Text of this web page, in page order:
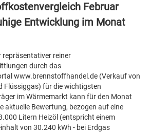
Februar
Entwicklung im Monat
reiner
durch das
www.brennstoffhandel.de (Verkauf von
Flüssiggas) für die wichtigsten
im Wärmemarkt kann für den Monat
aktuelle Bewertung, bezogen auf eine
Litern Heizöl (entspricht einem
von 30.240 kWh - bei Erdgas